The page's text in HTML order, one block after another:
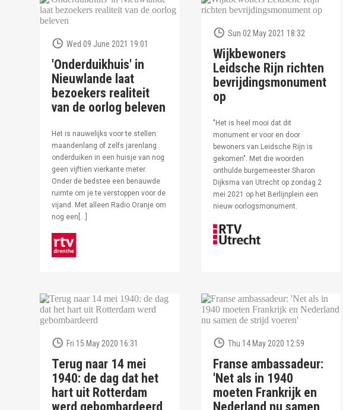
Wed 09 June 2021 19:01
'Onderduikhuis' in
Nieuwlande laat
bezoekers realiteit
van de oorlog beleven
Het is nauwelijks voor te stellen:
maandenlang of zelfs jarenlang
onderduiken in een huisje van nog
geen vijftien vierkante meter.
Onder de bedstee een benauwde
ruimte om je te verstoppen voor de
vijand. Met alleen Radio Oranje om
nog een[…]
Sun 02 May 2021 18:32
Wijkbewoners
Leidsche Rijn richten
bevrijdingsmonument
op
"Het is heel mooi dat dit
monument er voor en door
bewoners van Leidsche Rijn is
gekomen". Met die woorden
onthulde burgemeester Sharon
Dijksma van Utrecht op zondag 2
mei 2021 op het Berlijnplein een
nieuw oorlogsmonument.
Fri 15 May 2020 16:31
Terug naar 14 mei
1940: de dag dat het
hart uit Rotterdam
werd gebombardeerd
Thu 14 May 2020 12:59
Franse ambassadeur:
'Net als in 1940
moeten Frankrijk en
Nederland nu samen